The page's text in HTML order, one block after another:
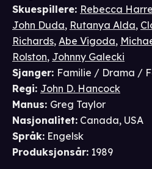
Skuespillere: Rebecca
John Duda, Rutanya Alda,
Richards, Abe Vigoda,
Rolston, Johnny Galecki
Sjanger: Familie / Drama /
Regi: John D. Hancock
Manus: Greg Taylor
Nasjonalitet: Canada, USA
Språk: Engelsk
Produksjonsår: 1989